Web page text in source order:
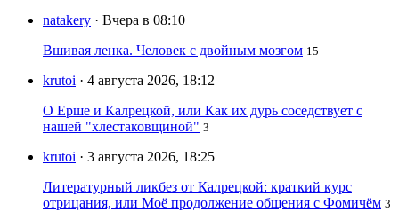
natakery · Вчера в 08:10
Вшивая ленка. Человек с двойным мозгом 15
krutoi · 4 августа 2026, 18:12
О Ерше и Калрецкой, или Как их дурь соседствует с
нашей "хлестаковщиной" 3
krutoi · 3 августа 2026, 18:25
Литературный ликбез от Калрецкой: краткий курс
отрицания, или Моё продолжение общения с Фомичём 3